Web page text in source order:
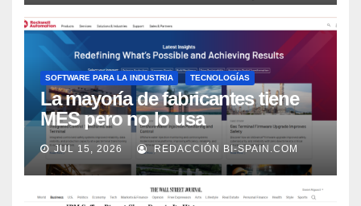
SOFTWARE PARA LA INDUSTRIA TECNOLOGÍAS
La mayoría de fabricantes tiene
MES pero no lo usa
adecuadamente, según Rockwell
Automation
JUL 15, 2026 REDACCIÓN BI-SPAIN.COM